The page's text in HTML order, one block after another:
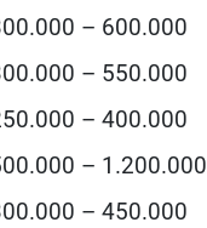
– 600.000
– 550.000
– 400.000
– 1.200.000
– 450.000